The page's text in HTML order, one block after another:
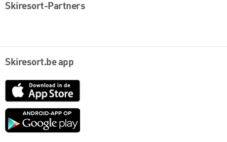
Skiresort-Partners
Skiresort.be app
App
Google